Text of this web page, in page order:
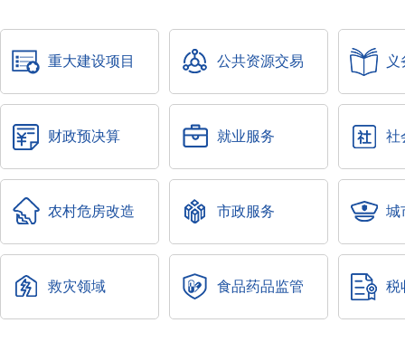
重大建设项目 公共资源交易
财政预决算 就业服务 社
农村危房改造 市政服务 城
救灾领域 食品药品监管 税